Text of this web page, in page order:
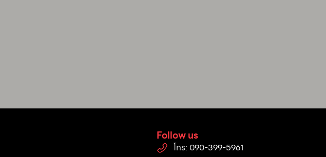
Follow us
โทร: 090-399-5961